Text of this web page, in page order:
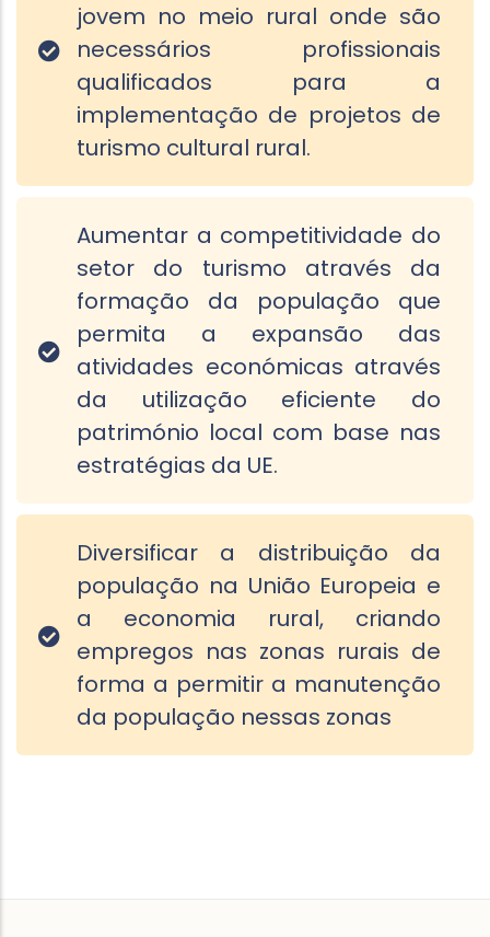
jovem no meio rural onde são
necessários profissionais
qualificados para a
implementação de projetos de
turismo cultural rural.
Aumentar a competitividade do
setor do turismo através da
formação da população que
permita a expansão das
atividades económicas através
da utilização eficiente do
património local com base nas
estratégias da UE.
Diversificar a distribuição da
população na União Europeia e
a economia rural, criando
empregos nas zonas rurais de
forma a permitir a manutenção
da população nessas zonas